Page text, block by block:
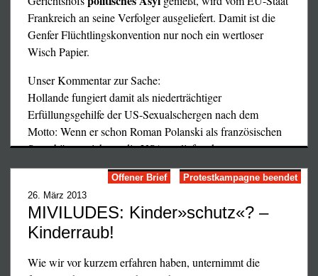
Der Gelbwesten-Aktivist und Ex-Boxer Christophe
Dettinger vor der französischen Gesinnungsjustiz
– Ein Augenzeugenbericht –
Für den 13.2.2019 war der Prozeß gegen den
französischen Ex-Boxer Christophe Dettinger vor dem
Pariser »Tribunal Correctionnel« (Pariser Strafgericht)
anberaumt. Dettinger war angeklagt wegen eines tätlichen
der Gelbwesten am 5. Januar in Paris eine am Boden
liegende Demonstrantin mit Fäusten und Füßen traktierten,
und hatte sich seit dem 8. Januar, also bereits mehr als
einem Monat, in Polizeigewahrsam befunden. Um bei dem
Prozeß dabeizusein, fuhr ich kurzfristig am Dienstag,
12.2., nach Paris. Die Ausdauer und Hartnäckigkeit, mit
Frankreich an seine Verfolger ausgeliefert. Damit ist die
Genfer Flüchtlingskonvention nur noch ein wertloser
Wisch Papier.
Unser Kommentar zur Sache:
Hollande fungiert damit als niederträchtiger
Erfüllungsgehilfe der US-Sexualschergen nach dem
Motto: Wenn er schon Roman Polanski als französischen
Staatsbürger nicht an die USA ausliefern konnte, so
wenigstens Gregorian Bivolaru wegen erlogener
Sexualdelikte mit "Minderjährigen" an seine Henker in
Rumänien.
Und EU-weit scheint zu gelten:
den Knast.
Offener Brief
Protestkampagne beendet
26. März 2013
MIVILUDES: Kinder»schutz«? –
Kinderraub!
Wie wir vor kurzem erfahren haben, unternimmt die